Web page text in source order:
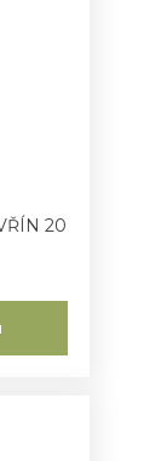
20